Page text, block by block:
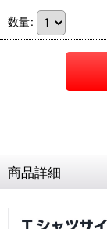
数量:
商品詳細